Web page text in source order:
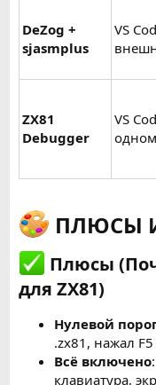
DeZog +
sjasmplus
VS
ZX81
Debugger
VS
ПЛЮСЫ
Плюсы
для ZX81)
Нулевой
.zx81, нажал
Всё включено
клавиатура,